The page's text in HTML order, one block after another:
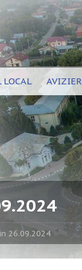
LOCAL AVIZIER
26.09.2024